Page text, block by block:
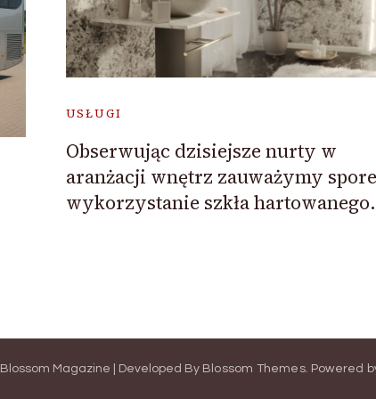
USŁUGI
Obserwując dzisiejsze nurty w
aranżacji wnętrz zauważymy spore
wykorzystanie szkła hartowanego.
Blossom Magazine | Developed By Blossom Themes. Powered